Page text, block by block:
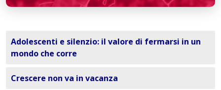
Adolescenti e silenzio: il valore di fermarsi in un
mondo che corre
Crescere non va in vacanza